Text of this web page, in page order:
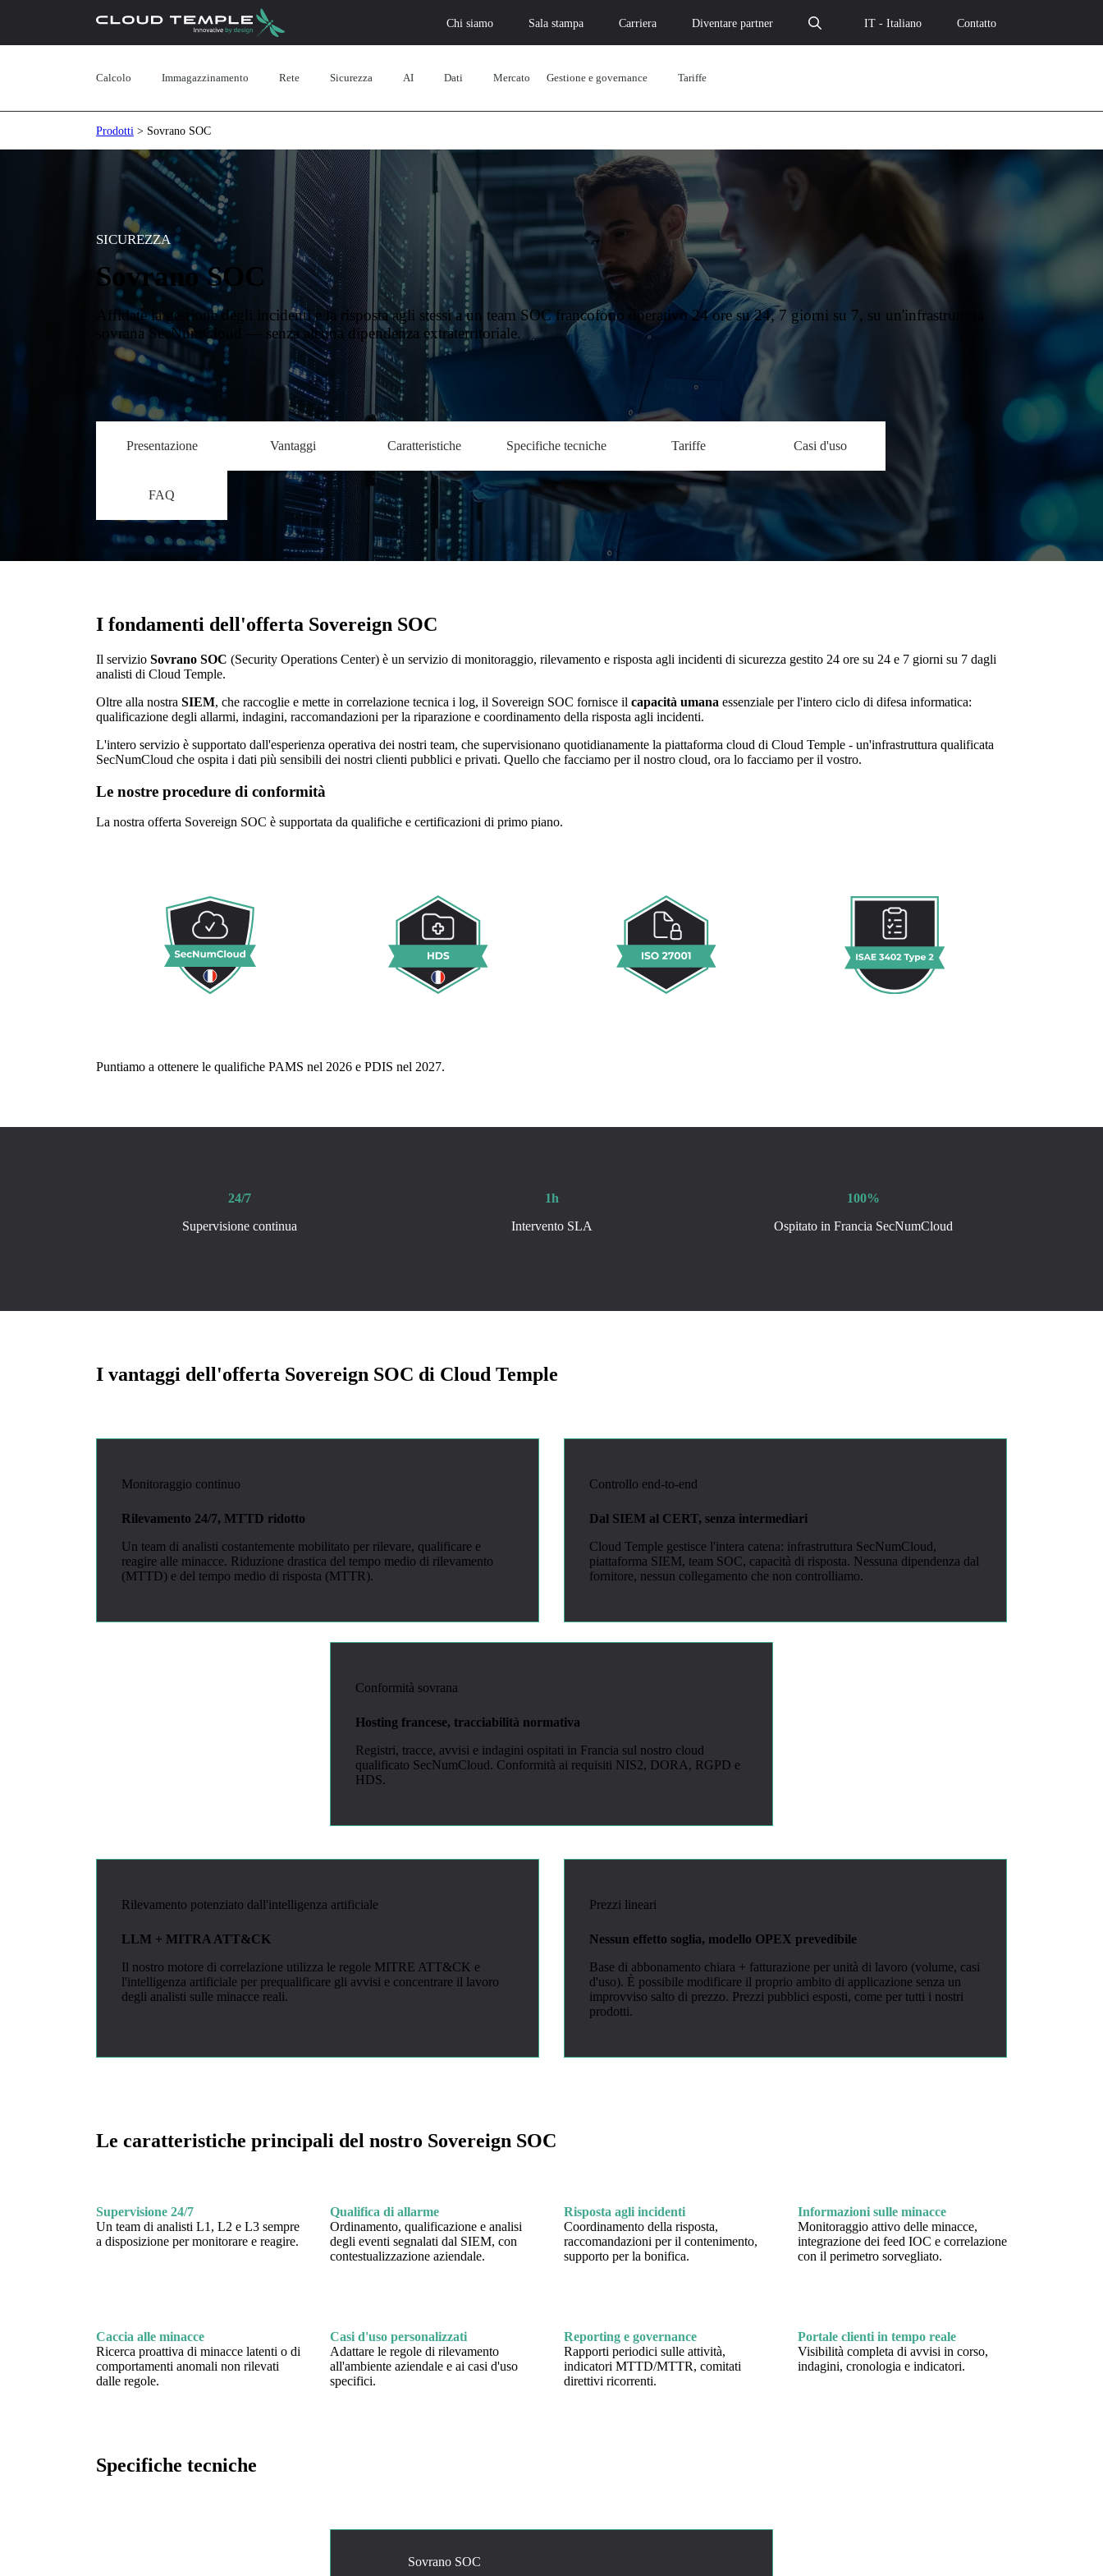
Chi siamo Sala stampa Carriera Diventare partner IT - Italiano Contatto
Calcolo Immagazzinamento Rete Sicurezza AI Dati Mercato Gestione e governance Tariffe
Prodotti > Sovrano SOC
SICUREZZA
Sovrano SOC
Affidate la gestione degli incidenti e la risposta agli stessi a un team SOC francofono operativo 24 ore su 24, 7 giorni su 7, su un'infrastruttura
sovrana SecNumCloud — senza alcuna dipendenza extraterritoriale.
Presentazione Vantaggi Caratteristiche Specifiche tecniche Tariffe Casi d'uso
FAQ
I fondamenti dell'offerta Sovereign SOC
Il servizio Sovrano SOC (Security Operations Center) è un servizio di monitoraggio, rilevamento e risposta agli incidenti di sicurezza gestito 24 ore su 24 e 7 giorni su 7 dagli
analisti di Cloud Temple.
Oltre alla nostra SIEM, che raccoglie e mette in correlazione tecnica i log, il Sovereign SOC fornisce il capacità umana essenziale per l'intero ciclo di difesa informatica:
qualificazione degli allarmi, indagini, raccomandazioni per la riparazione e coordinamento della risposta agli incidenti.
L'intero servizio è supportato dall'esperienza operativa dei nostri team, che supervisionano quotidianamente la piattaforma cloud di Cloud Temple - un'infrastruttura qualificata
SecNumCloud che ospita i dati più sensibili dei nostri clienti pubblici e privati. Quello che facciamo per il nostro cloud, ora lo facciamo per il vostro.
Le nostre procedure di conformità
La nostra offerta Sovereign SOC è supportata da qualifiche e certificazioni di primo piano.
Puntiamo a ottenere le qualifiche PAMS nel 2026 e PDIS nel 2027.
24/7
Supervisione continua
1h
Intervento SLA
100%
Ospitato in Francia SecNumCloud
I vantaggi dell'offerta Sovereign SOC di Cloud Temple
Monitoraggio continuo
Rilevamento 24/7, MTTD ridotto
Un team di analisti costantemente mobilitato per rilevare, qualificare e
reagire alle minacce. Riduzione drastica del tempo medio di rilevamento
(MTTD) e del tempo medio di risposta (MTTR).
Controllo end-to-end
Dal SIEM al CERT, senza intermediari
Cloud Temple gestisce l'intera catena: infrastruttura SecNumCloud,
piattaforma SIEM, team SOC, capacità di risposta. Nessuna dipendenza dal
fornitore, nessun collegamento che non controlliamo.
Conformità sovrana
Hosting francese, tracciabilità normativa
Registri, tracce, avvisi e indagini ospitati in Francia sul nostro cloud
qualificato SecNumCloud. Conformità ai requisiti NIS2, DORA, RGPD e
HDS.
Rilevamento potenziato dall'intelligenza artificiale
LLM + MITRA ATT&CK
Il nostro motore di correlazione utilizza le regole MITRE ATT&CK e
l'intelligenza artificiale per prequalificare gli avvisi e concentrare il lavoro
degli analisti sulle minacce reali.
Prezzi lineari
Nessun effetto soglia, modello OPEX prevedibile
Base di abbonamento chiara + fatturazione per unità di lavoro (volume, casi
d'uso). È possibile modificare il proprio ambito di applicazione senza un
improvviso salto di prezzo. Prezzi pubblici esposti, come per tutti i nostri
prodotti.
Le caratteristiche principali del nostro Sovereign SOC
Supervisione 24/7
Un team di analisti L1, L2 e L3 sempre
a disposizione per monitorare e reagire.
Qualifica di allarme
Ordinamento, qualificazione e analisi
degli eventi segnalati dal SIEM, con
contestualizzazione aziendale.
Risposta agli incidenti
Coordinamento della risposta,
raccomandazioni per il contenimento,
supporto per la bonifica.
Informazioni sulle minacce
Monitoraggio attivo delle minacce,
integrazione dei feed IOC e correlazione
con il perimetro sorvegliato.
Caccia alle minacce
Ricerca proattiva di minacce latenti o di
comportamenti anomali non rilevati
dalle regole.
Casi d'uso personalizzati
Adattare le regole di rilevamento
all'ambiente aziendale e ai casi d'uso
specifici.
Reporting e governance
Rapporti periodici sulle attività,
indicatori MTTD/MTTR, comitati
direttivi ricorrenti.
Portale clienti in tempo reale
Visibilità completa di avvisi in corso,
indagini, cronologia e indicatori.
Specifiche tecniche
Sovrano SOC